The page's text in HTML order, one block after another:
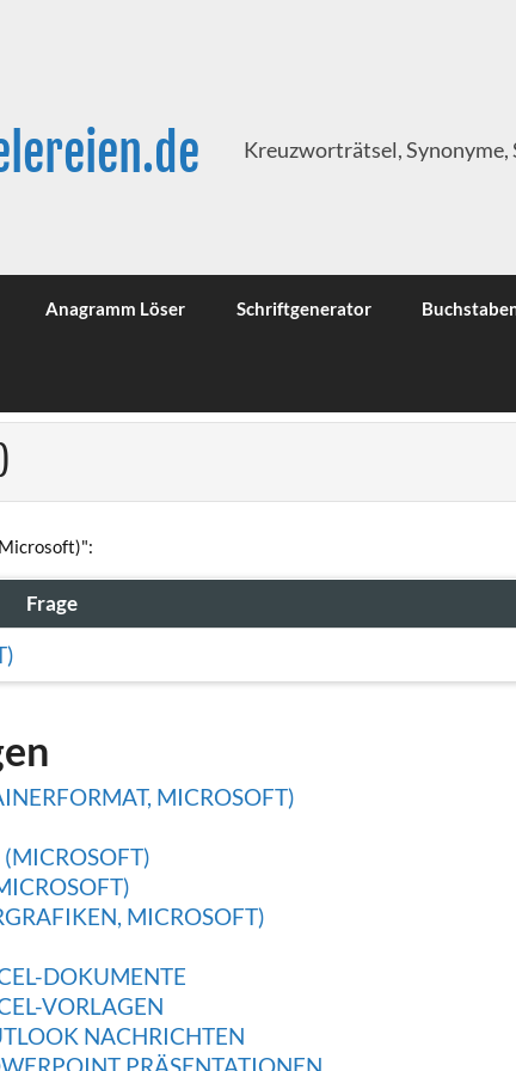
Kreuzworträtsel, Synonyme,
Anagramm Löser Schriftgenerator
Frage
MICROSOFT)
MICROSOFT)
DOKUMENTE
VORLAGEN
NACHRICHTEN